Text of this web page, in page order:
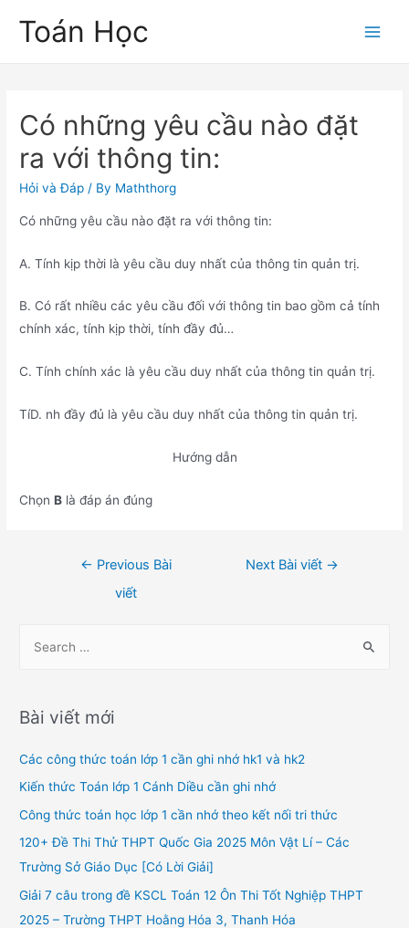
Toán Học
Có những yêu cầu nào đặt
ra với thông tin:
Hỏi và Đáp / By Maththorg
Có những yêu cầu nào đặt ra với thông tin:
A. Tính kịp thời là yêu cầu duy nhất của thông tin quản trị.
B. Có rất nhiều các yêu cầu đối với thông tin bao gồm cả tính
chính xác, tính kịp thời, tính đầy đủ…
C. Tính chính xác là yêu cầu duy nhất của thông tin quản trị.
TíD. nh đầy đủ là yêu cầu duy nhất của thông tin quản trị.
Hướng dẫn
ChọnB là đáp án đúng
← Previous Bài
viết
Next Bài viết →
r
h
f
o
Bài viết mới
Các công thức toán lớp 1 cần ghi nhớ hk1 và hk2
Kiến thức Toán lớp 1 Cánh Diều cần ghi nhớ
Công thức toán học lớp 1 cần nhớ theo kết nối tri thức
120+ Đề Thi Thử THPT Quốc Gia 2025 Môn Vật Lí – Các
Trường Sở Giáo Dục [Có Lời Giải]
Giải 7 câu trong đề KSCL Toán 12 Ôn Thi Tốt Nghiệp THPT
2025 – Trường THPT Hoằng Hóa 3, Thanh Hóa